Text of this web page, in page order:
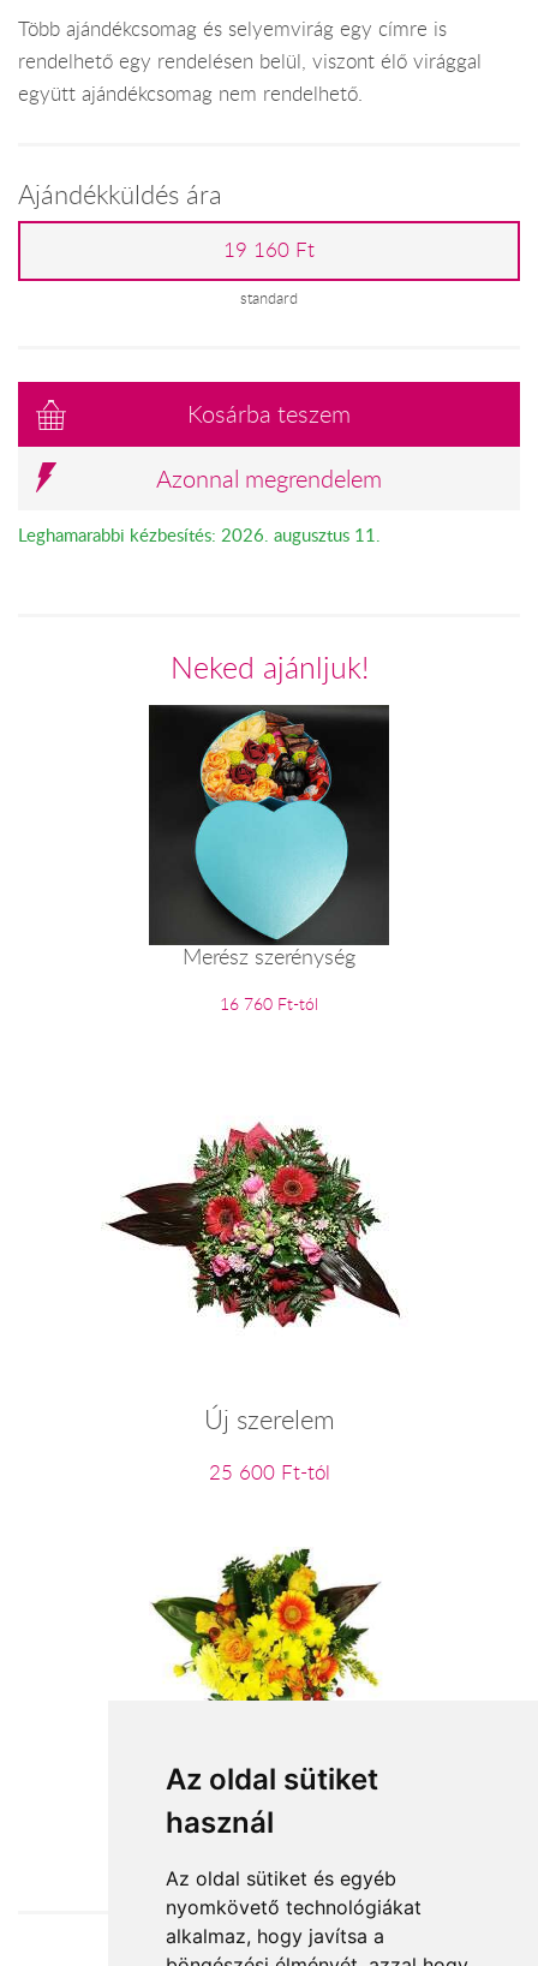
Az oldal sütiket
használ
Az oldal sütiket és egyéb
nyomkövető technológiákat
alkalmaz, hogy javítsa a
Több ajándékcsomag és selyemvirág egy címre is
rendelhető egy rendelésen belül, viszont élő virággal
együtt ajándékcsomag nem rendelhető.
Ajándékküldés ára
19 160 Ft
standard
Kosárba teszem
Azonnal megrendelem
Leghamarabbi kézbesítés: 2026. augusztus 11.
Neked ajánljuk!
Merész szerénység
16 760 Ft-tól
Új szerelem
25 600 Ft-tól
Napocska
23 200 Ft-tól